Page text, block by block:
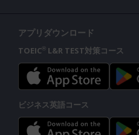
アプリダウンロード
TOEIC ® L&R TEST対策コース
ビジネス英語コース